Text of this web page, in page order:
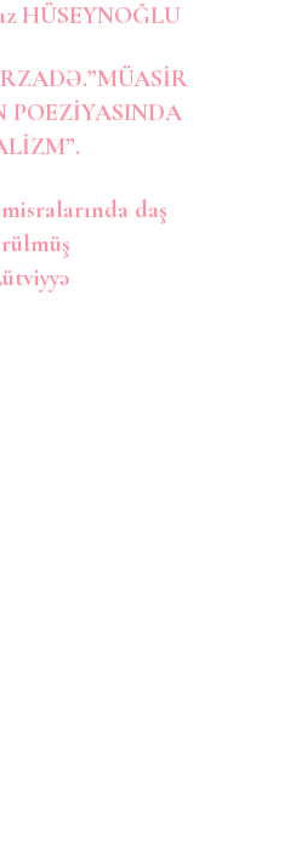
HÜSEYNOĞLU
POEZİYASINDA
daş